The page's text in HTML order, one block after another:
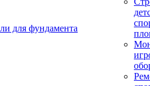
для фундамента